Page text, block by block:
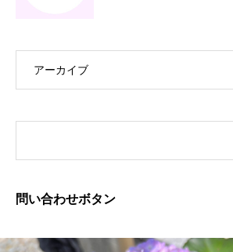
アーカイブ
問い合わせボタン